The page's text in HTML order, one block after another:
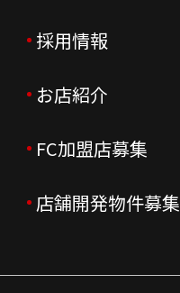
ご挨拶
会社概要
会社沿革
企業理念
IR情報TOP
ニュースリリース
月次売上
決算資料
採用情報
採用情報TOP
新卒採用
中途採用
お店紹介
店舗を探す・予約する
よくあるご質問
FC加盟店募集
FC加盟店募集TOP
店舗開発物件募集